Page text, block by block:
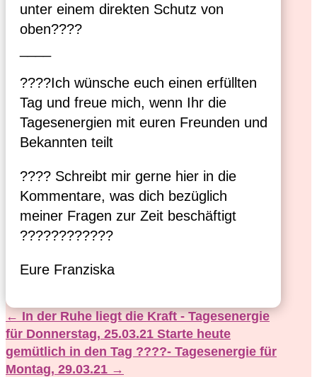
unter einem direkten Schutz von
oben????
????Ich wünsche euch einen erfüllten
Tag und freue mich, wenn Ihr die
Tagesenergien mit euren Freunden und
Bekannten teilt
???? Schreibt mir gerne hier in die
Kommentare, was dich bezüglich
meiner Fragen zur Zeit beschäftigt
????????????
Eure Franziska
←In der Ruhe liegt die Kraft - Tagesenergie
für Donnerstag, 25.03.21 Starte heute
gemütlich in den Tag ????- Tagesenergie für
Montag, 29.03.21 →